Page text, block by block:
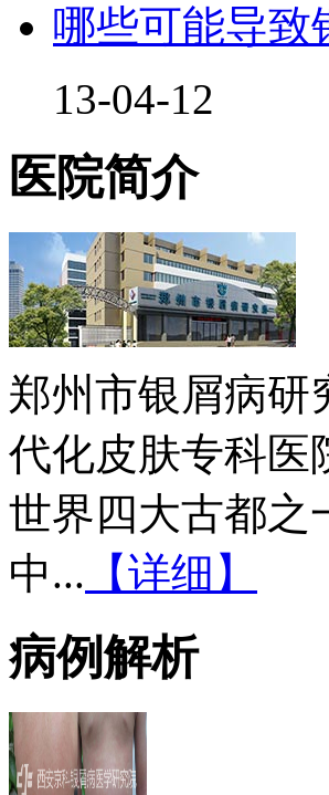
哪些可能导致
13-04-12
医院简介
郑州市银屑病研
代化皮肤专科医
世界四大古都之
中... 【详细】
病例解析